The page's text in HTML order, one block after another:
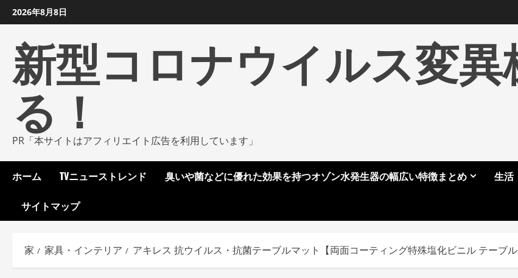
ン
2026年8月8日
新型コロナウイルス変
る！
PR「本サイトはアフィリエイト広告を利用しています」
ホーム TVニューストレンド 臭いや菌などに優れた効果を持つオゾン水発生器の幅広い特徴まとめ 生活
サイトマップ
家 家具・インテリア アキレス 抗ウイルス・抗菌テーブルマット【両面コーティング特殊塩化ビニル テー